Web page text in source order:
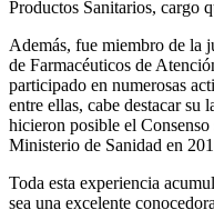
Productos Sanitarios, cargo
Además, fue miembro de la
de Farmacéuticos de
participado en numerosas
entre ellas, cabe destacar
hicieron posible el
Ministerio de Sanidad en
Toda esta experiencia
sea una excelente